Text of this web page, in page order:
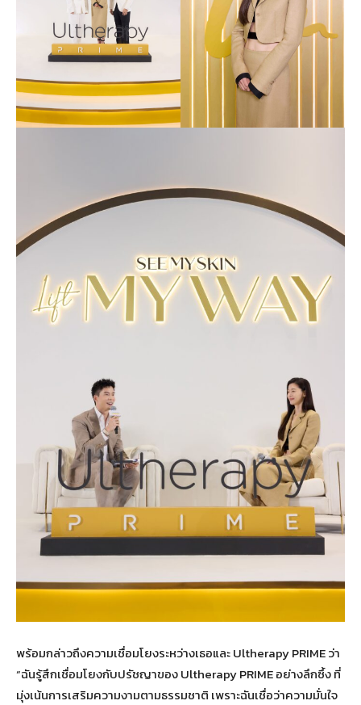
พร้อมกล่าวถึงความเชื่อมโยงระหว่างเธอและ Ultherapy PRIME ว่า
“ฉันรู้สึกเชื่อมโยงกับปรัชญาของ Ultherapy PRIME อย่างลึกซึ้ง ที่
มุ่งเน้นการเสริมความงามตามธรรมชาติ เพราะฉันเชื่อว่าความมั่นใจ